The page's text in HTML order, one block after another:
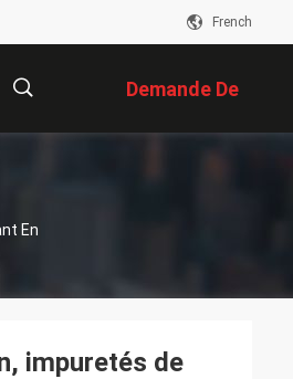
French
Demande De
Soumission
En
impuretés de